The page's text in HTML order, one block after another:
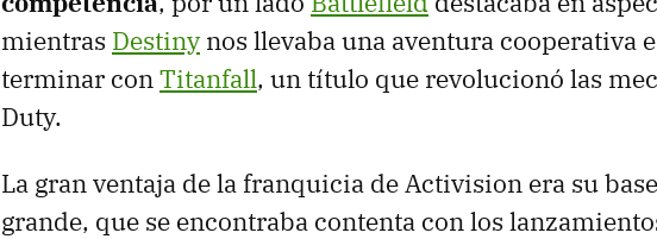
mientras Destinynos llevaba una aventura cooperativa
terminar con Titanfall, un título que revolucionó las
Duty.
La gran ventaja de la franquicia de Activision era su
grande, que se encontraba contenta con los